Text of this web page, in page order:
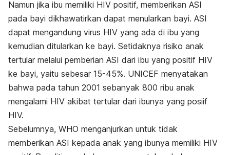
Namun jika ibu memiliki HIV positif, memberikan ASI
pada bayi dikhawatirkan dapat menularkan bayi. ASI
dapat mengandung virus HIV yang ada di ibu yang
kemudian ditularkan ke bayi. Setidaknya risiko anak
tertular melalui pemberian ASI dari ibu yang positif HIV
ke bayi, yaitu sebesar 15-45%. UNICEF menyatakan
bahwa pada tahun 2001 sebanyak 800 ribu anak
mengalami HIV akibat tertular dari ibunya yang posiif
HIV.
Sebelumnya, WHO menganjurkan untuk tidak
memberikan ASI kepada anak yang ibunya memiliki HIV